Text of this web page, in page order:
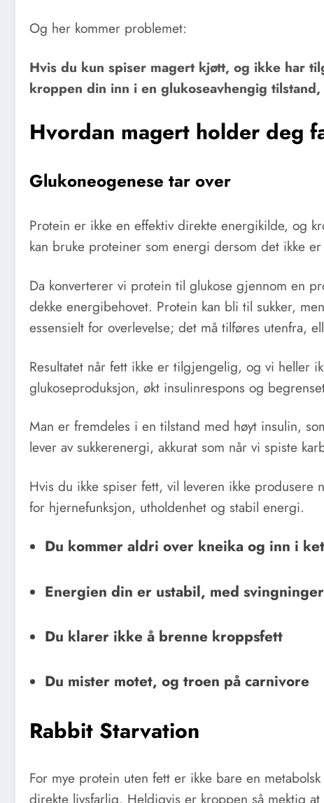
Og her kommer problemet:
Hvis du kun spiser magert kjøtt, og ikke har
kroppen din inn i en glukoseavhengig
Hvordan magert holder deg
Glukoneogenese tar over
Protein er ikke en effektiv direkte energikilde, og
kan bruke proteiner som energi dersom det ikke
Da konverterer vi protein til glukose gjennom en
dekke energibehovet. Protein kan bli til sukker,
essensielt for overlevelse; det må tilføres utenfra,
Resultatet når fett ikke er tilgjengelig, og vi heller
glukoseproduksjon, økt insulinrespons og
Man er fremdeles i en tilstand med høyt insulin,
lever av sukkerenergi, akkurat som når vi spiste
Hvis du ikke spiser fett, vil leveren ikke produsere
for hjernefunksjon, utholdenhet og stabil energi.
Du kommer aldri over kneika og inn i
Energien din er ustabil, med
Du klarer ikke å brenne kroppsfett
Du mister motet, og troen på carnivore
Rabbit Starvation
For mye protein uten fett er ikke bare en
direkte livsfarlig. Heldigvis er kroppen så mektig